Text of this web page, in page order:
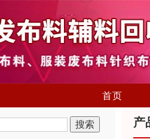
首页
产